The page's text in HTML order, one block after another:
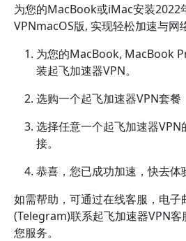
为您的MacBook或iMac安装2022
VPNmacOS版, 实现轻松加速与网
为您的MacBook, MacBook
装起飞加速器VPN。
选购一个起飞加速器VPN套餐
选择任意一个起飞加速器
接。
恭喜，您已成功加速，快去体
如需帮助，可通过在线客服，电子
(Telegram)联系起飞加速器VPN
您服务。